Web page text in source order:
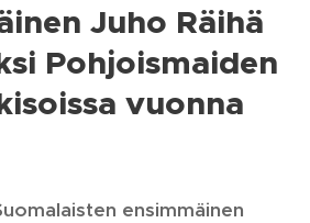
Juho Räihä
Pohjoismaiden
vuonna
ensimmäinen